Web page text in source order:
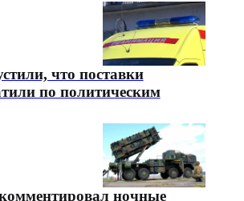
что поставки
по политическим
ночные